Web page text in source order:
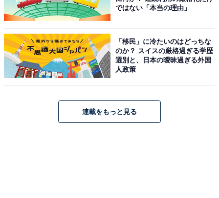
ウナギを手前に倒すように卵で巻き込みます
ではない「本当の理由」
「移民」に冷たいのはどっちな
のか？ スイスの厳格過ぎる学歴
選別と、日本の曖昧過ぎる外国
人政策
連載をもっと見る